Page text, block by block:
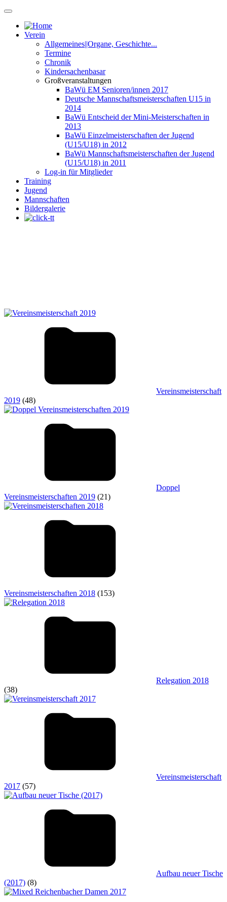
Verein
Allgemeines||Organe, Geschichte...
Termine
Chronik
Kindersachenbasar
Großveranstaltungen
BaWü EM Senioren/innen 2017
Deutsche Mannschaftsmeisterschaften U15 in
2014
BaWü Entscheid der Mini-Meisterschaften in
2013
BaWü Einzelmeisterschaften der Jugend
(U15/U18) in 2012
BaWü Mannschaftsmeisterschaften der Jugend
(U15/U18) in 2011
Log-in für Mitglieder
Training
Jugend
Mannschaften
Bildergalerie
Vereinsmeisterschaft
2019 (48)
Doppel
Vereinsmeisterschaften 2019 (21)
Vereinsmeisterschaften 2018 (153)
Relegation 2018
(38)
Vereinsmeisterschaft
2017 (57)
Aufbau neuer Tische
(2017) (8)